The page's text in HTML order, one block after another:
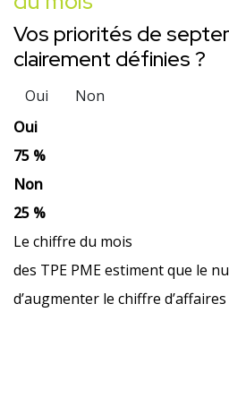
Vos priorités de
clairement définies ?
Oui
Non
Oui
75 %
Non
25 %
Le chiffre du mois
des TPE PME estiment que le
d’augmenter le chiffre d’affaires